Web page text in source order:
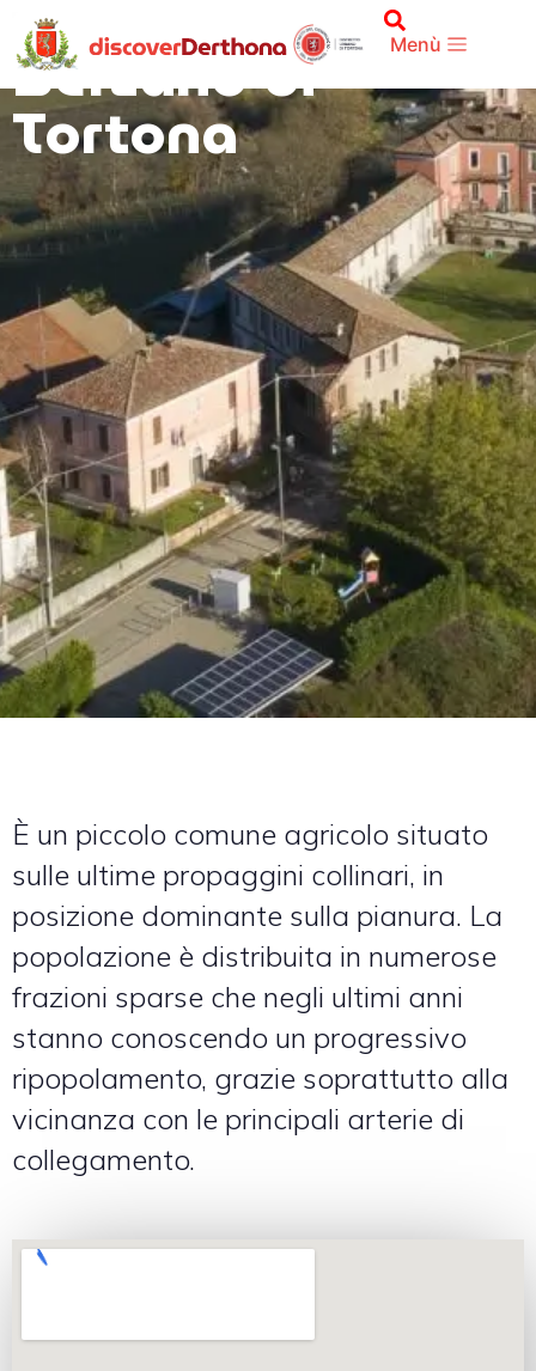
Menù
TERRITORIO
Berzano di
Tortona
È un piccolo comune agricolo situato
sulle ultime propaggini collinari, in
posizione dominante sulla pianura. La
popolazione è distribuita in numerose
frazioni sparse che negli ultimi anni
stanno conoscendo un progressivo
ripopolamento, grazie soprattutto alla
vicinanza con le principali arterie di
collegamento.